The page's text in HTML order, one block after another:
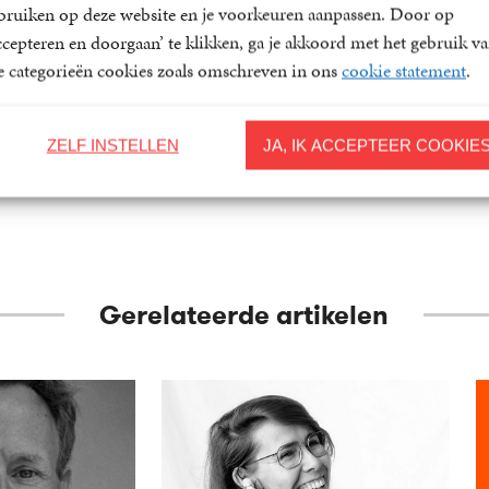
op deze website en je voorkeuren aanpassen. Door op
en doorgaan’ te klikken, ga je akkoord met het gebruik
categorieën cookies zoals omschreven in onscookie statement.
JA, IK ACCEPTEER
ZELF INSTELLEN
Gerelateerde artikelen